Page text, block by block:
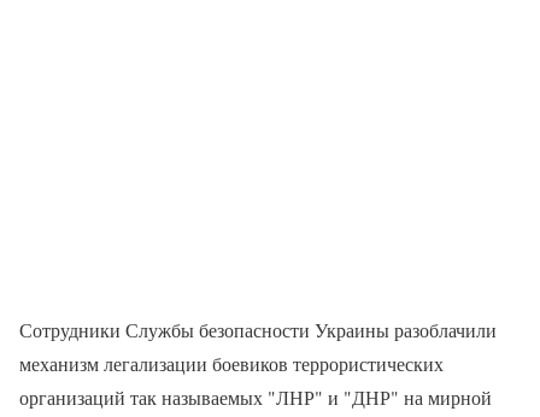
Сотрудники Службы безопасности Украины разоблачили
механизм легализации боевиков террористических
организаций так называемых "ЛНР" и "ДНР" на мирной